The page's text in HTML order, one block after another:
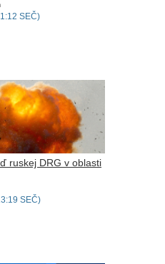
SEČ)
ruskej DRG v oblasti
SEČ)